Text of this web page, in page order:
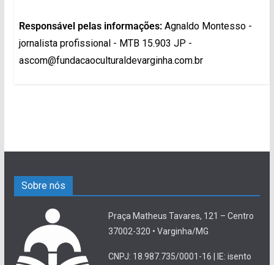
Responsável pelas informações:Agnaldo Montesso -
jornalista profissional - MTB 15.903 JP -
ascom@fundacaoculturaldevarginha.com.br
Sobre nós
Praça Matheus Tavares, 121 – Centro
37002-320 • Varginha/MG
CNPJ: 18.987.735/0001-16 | IE: isento